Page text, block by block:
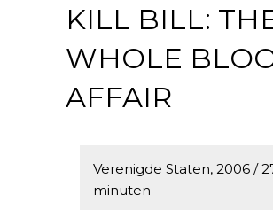
KILL BILL:
WHOLE
AFFAIR
Verenigde Staten, 2006 /
minuten